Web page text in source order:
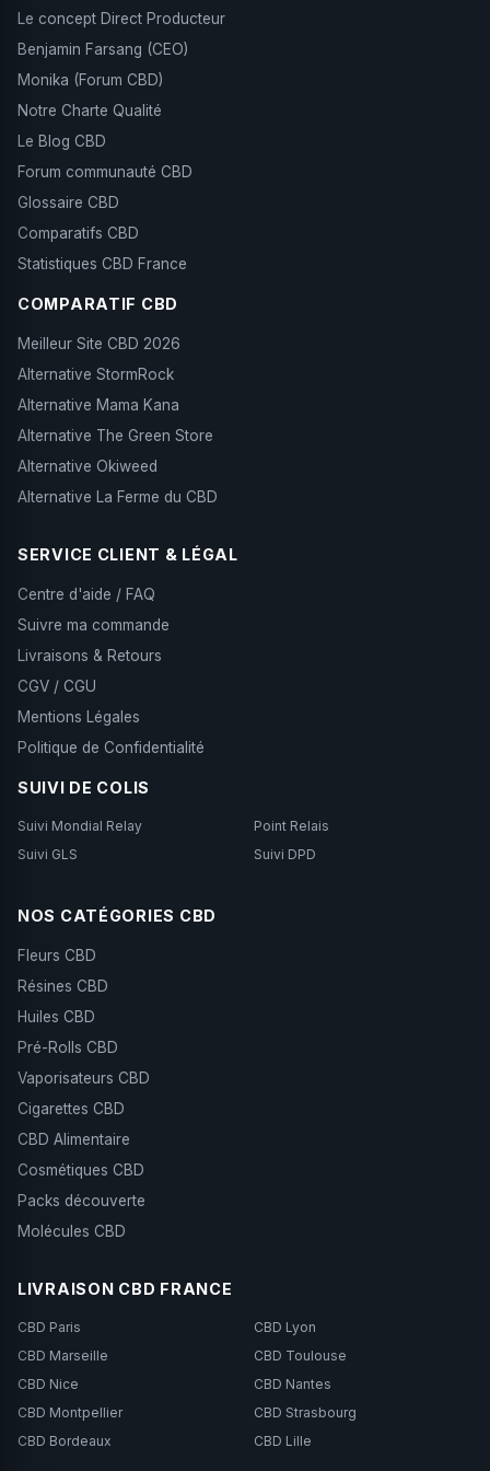
Le concept Direct Producteur
Benjamin Farsang (CEO)
Monika (Forum CBD)
Notre Charte Qualité
Le Blog CBD
Forum communauté CBD
Glossaire CBD
Comparatifs CBD
Statistiques CBD France
COMPARATIF CBD
Meilleur Site CBD 2026
Alternative StormRock
Alternative Mama Kana
Alternative The Green Store
Alternative Okiweed
Alternative La Ferme du CBD
SERVICE CLIENT & LÉGAL
Centre d'aide / FAQ
Suivre ma commande
Livraisons & Retours
CGV / CGU
Mentions Légales
Politique de Confidentialité
SUIVI DE COLIS
Suivi Mondial Relay
Point Relais
Suivi GLS
Suivi DPD
NOS CATÉGORIES CBD
Fleurs CBD
Résines CBD
Huiles CBD
Pré-Rolls CBD
Vaporisateurs CBD
Cigarettes CBD
CBD Alimentaire
Cosmétiques CBD
Packs découverte
Molécules CBD
LIVRAISON CBD FRANCE
CBD Paris
CBD Lyon
CBD Marseille
CBD Toulouse
CBD Nice
CBD Nantes
CBD Montpellier
CBD Strasbourg
CBD Bordeaux
CBD Lille